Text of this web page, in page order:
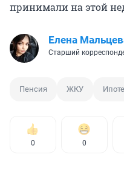
принимали на этой
Елена
Старший
Пенсия ЖКУ
0 0